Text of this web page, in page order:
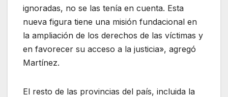
ignoradas, no se las tenía en cuenta. Esta
nueva figura tiene una misión fundacional en
la ampliación de los derechos de las víctimas y
en favorecer su acceso a la justicia», agregó
Martínez.
El resto de las provincias del país, incluida la